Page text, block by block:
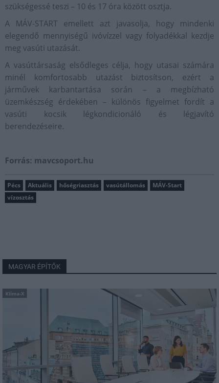
szükségessé teszi – 10 és 17 óra között osztja.
A MÁV-START emellett azt javasolja, hogy mindenki
elegendő mennyiségű ivóvízzel vagy folyadékkal kezdje
meg vasúti utazását.
A vasúttársaság elsődleges célja, hogy utasai számára
minél komfortosabb utazást biztosítson, ezért a
járművek karbantartása során – a megbízható
üzemkészség érdekében – különös figyelmet fordít a
vasúti kocsik légkondicionáló és légjavító
berendezéseire.
Forrás: mavcsoport.hu
Pécs Aktuális hőségriasztás vasútállomás
MÁV-Start
vízosztás
MAGYAR ÉPÍTŐK
Klíma-X